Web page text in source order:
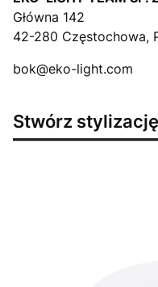
Główna 142
42-280 Częstochowa,
bok@eko-light.com
Stwórz stylizację